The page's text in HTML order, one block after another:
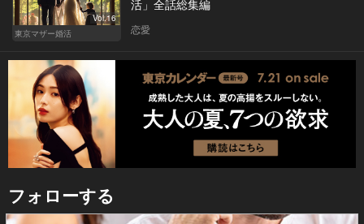
Vol.16
東京マザー婚活
活」全話総集編
恋愛
フォローする